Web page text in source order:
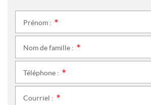
Prénom :
Nom de famille :
Téléphone :
Courriel :